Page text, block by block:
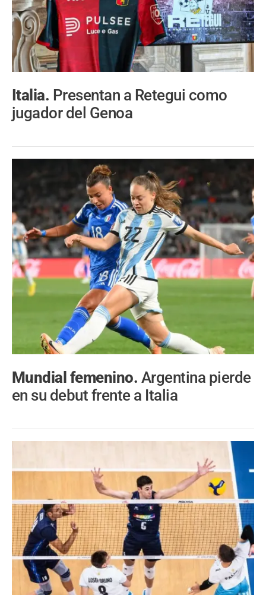
Italia. Presentan a Retegui como
jugador del Genoa
Mundial femenino. Argentina pierde
en su debut frente a Italia